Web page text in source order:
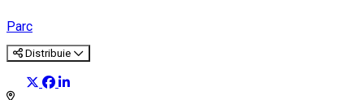
Parc
Distribuie